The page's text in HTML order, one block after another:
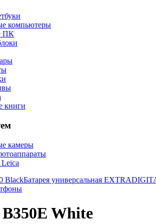
компьютеры
ПК
книги
камеры
BlackБатарея универсальная
White